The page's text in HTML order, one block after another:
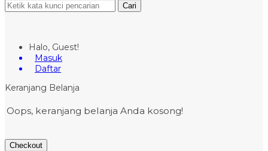
Cari
Halo, Guest!
Masuk
Daftar
Keranjang Belanja
Oops, keranjang belanja Anda kosong!
Checkout